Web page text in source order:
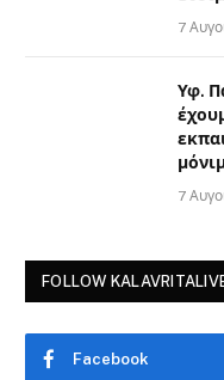
7
Υφ.
7
FOLLOW
Facebook